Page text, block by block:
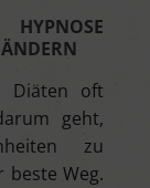
Diäten oft
geht,
zu
Weg.